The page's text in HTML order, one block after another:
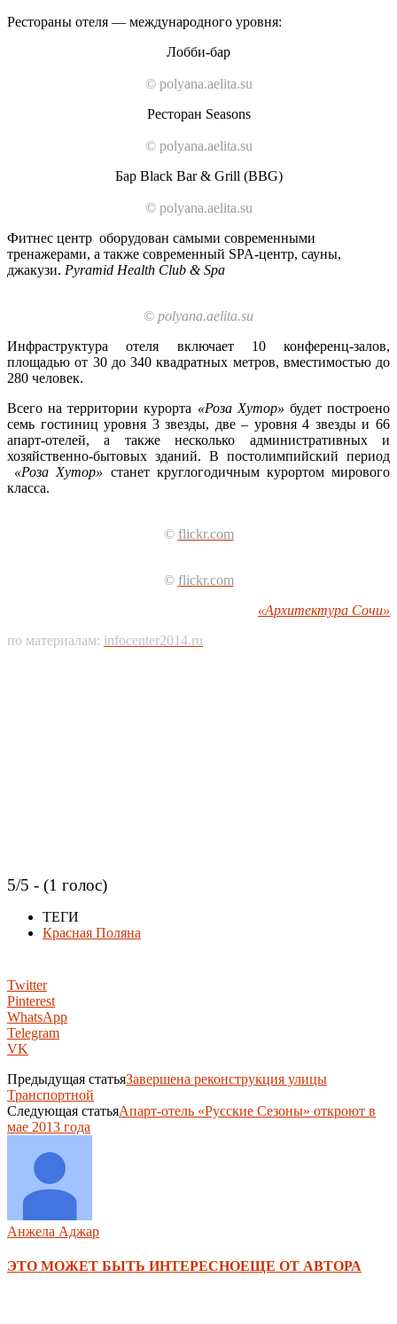
Рестораны отеля — международного уровня:
Лобби-бар
© polyana.aelita.su
Ресторан Seasons
© polyana.aelita.su
Бар Black Bar & Grill (BBG)
© polyana.aelita.su
Фитнес центр оборудован самыми современными
тренажерами, а также современный SPA-центр, сауны,
джакузи. Pyramid Health Club & Spа
© polyana.aelita.su
Инфраструктура отеля включает 10 конференц-залов,
площадью от 30 до 340 квадратных метров, вместимостью до
280 человек.
Всего на территории курорта «Роза Хутор» будет построено
семь гостиниц уровня 3 звезды, две – уровня 4 звезды и 66
апарт-отелей, а также несколько административных и
хозяйственно-бытовых зданий. В постолимпийский период
«Роза Хутор» станет круглогодичным курортом мирового
класса.
© flickr.com
© flickr.com
«Архитектура Сочи»
по материалам: infocenter2014.ru
5/5 - (1 голос)
ТЕГИ
Красная Поляна
Twitter
Pinterest
WhatsApp
Telegram
VK
Предыдущая статьяЗавершена реконструкция улицы
Транспортной
Следующая статьяАпарт-отель «Русские Сезоны» откроют в
мае 2013 года
Анжела Аджар
ЭТО МОЖЕТ БЫТЬ ИНТЕРЕСНОЕЩЕ ОТ АВТОРА